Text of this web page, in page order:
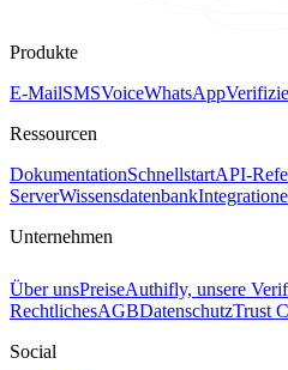
Produkte
E-MailSMSVoiceWhatsApp
Ressourcen
DokumentationSchnellstartAPI-
ServerWissensdatenbank
Unternehmen
Über unsPreiseAuthifly, unsere
RechtlichesAGBDatenschutzTrust
Social